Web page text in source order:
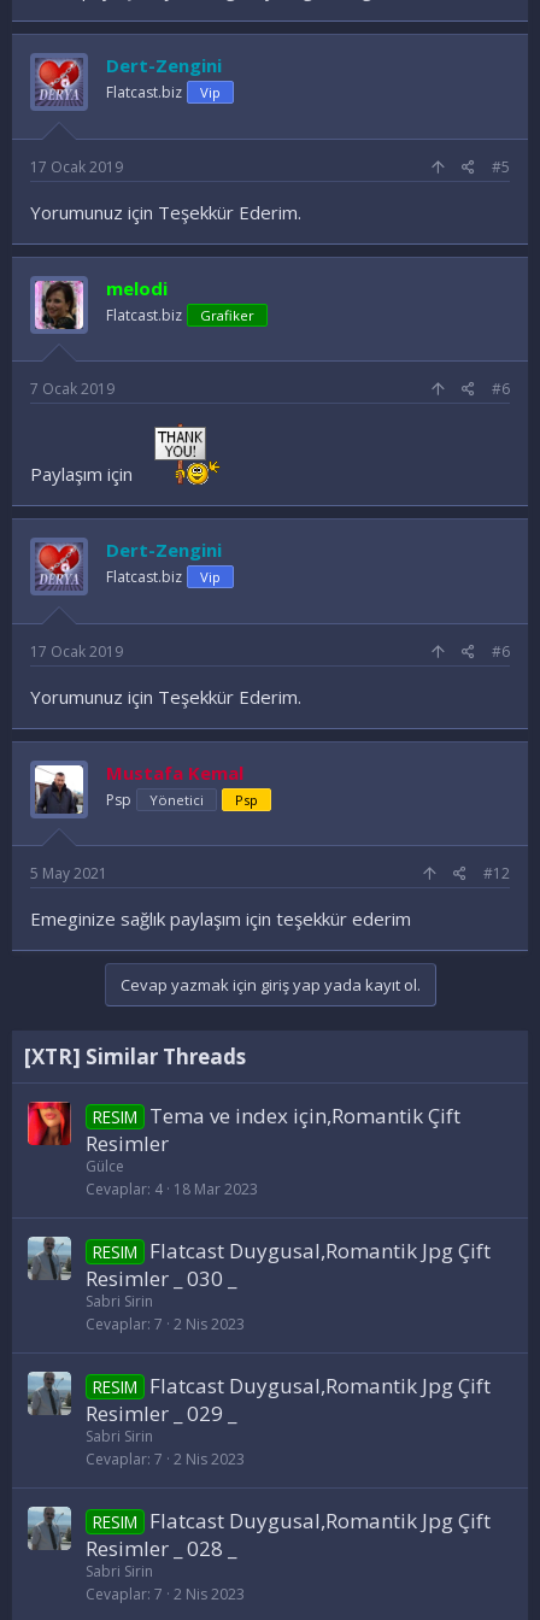
Dert-Zengini
Flatcast.biz Vip
17 Ocak 2019 #5
Yorumunuz için Teşekkür Ederim.
melodi
Flatcast.biz Grafiker
7 Ocak 2019 #6
Paylaşım için
Dert-Zengini
Flatcast.biz Vip
17 Ocak 2019 #6
Yorumunuz için Teşekkür Ederim.
Mustafa Kemal
Psp Yönetici Psp
5 May 2021 #12
Emeginize sağlık paylaşım için teşekkür ederim
Cevap yazmak için giriş yap yada kayıt ol.
[XTR] Similar Threads
RESIM
Tema ve index için,Romantik Çift
Resimler
Gülce
Cevaplar 4 18 Mar 2023
RESIM
Flatcast Duygusal,Romantik Jpg Çift
Resimler _ 030 _
Sabri Sirin
Cevaplar 7 2 Nis 2023
RESIM
Flatcast Duygusal,Romantik Jpg Çift
Resimler _ 029 _
Sabri Sirin
Cevaplar 7 2 Nis 2023
RESIM
Flatcast Duygusal,Romantik Jpg Çift
Resimler _ 028 _
Sabri Sirin
Cevaplar 7 2 Nis 2023